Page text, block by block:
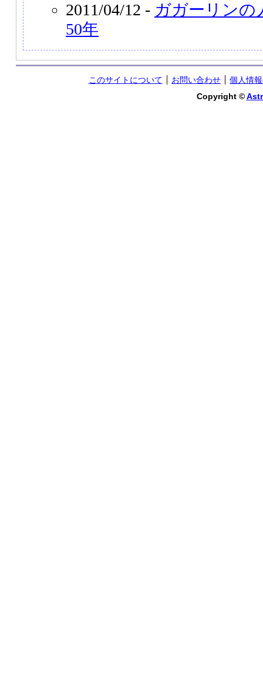
2011/04/12 - ガガーリンの
50年
このサイトについて お問い合わせ
個人情
Copyright ©